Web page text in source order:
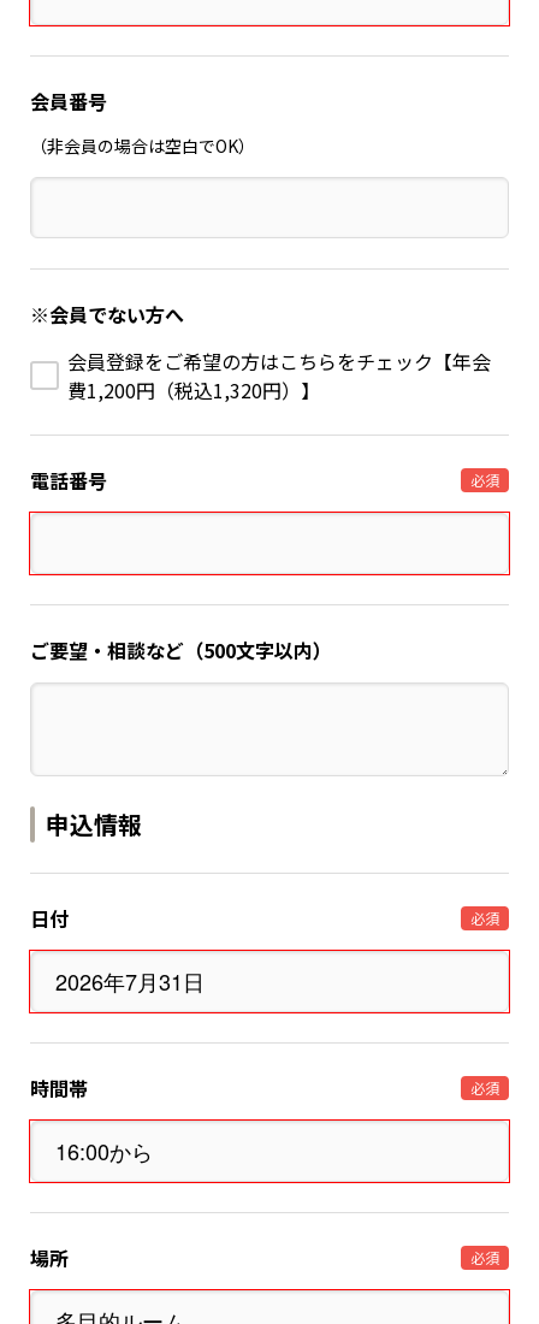
会員番号
（非会員の場合は空白でOK）
※会員でない方へ
会員登録をご希望の方はこちらをチェック【年会
費1,200円（税込1,320円）】
電話番号 必須
ご要望・相談など（500文字以内）
申込情報
日付 必須
時間帯 必須
場所 必須